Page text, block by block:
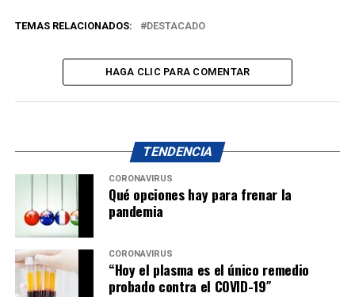
TEMAS RELACIONADOS: DESTACADO
HAGA CLIC PARA COMENTAR
TENDENCIA
CORONAVIRUS
Qué opciones hay para frenar la
pandemia
CORONAVIRUS
“Hoy el plasma es el único remedio
probado contra el COVID-19″